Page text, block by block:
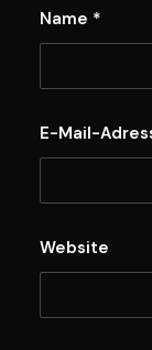
Name *
E-Mail-
Website